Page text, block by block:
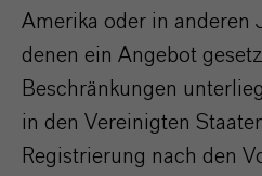
Amerika oder in anderen
denen ein Angebot
Beschränkungen
in den Vereinigten
Registrierung nach den